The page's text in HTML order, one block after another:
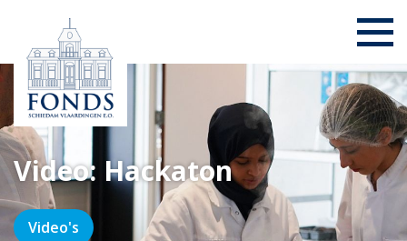
Video: Hackaton
Video's